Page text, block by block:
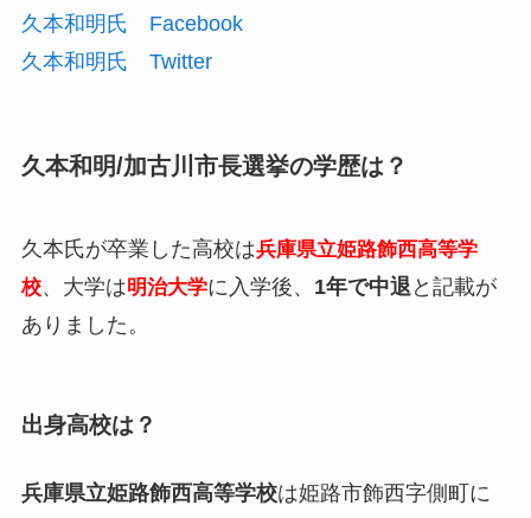
久本和明氏 Facebook
久本和明氏 Twitter
久本和明/加古川市長選挙の学歴は？
久本氏が卒業した高校は兵庫県立姫路飾西高等学
校、大学は明治大学に入学後、 1年で中退 と記載が
ありました。
出身高校は？
兵庫県立姫路飾西高等学校は姫路市飾西字側町に